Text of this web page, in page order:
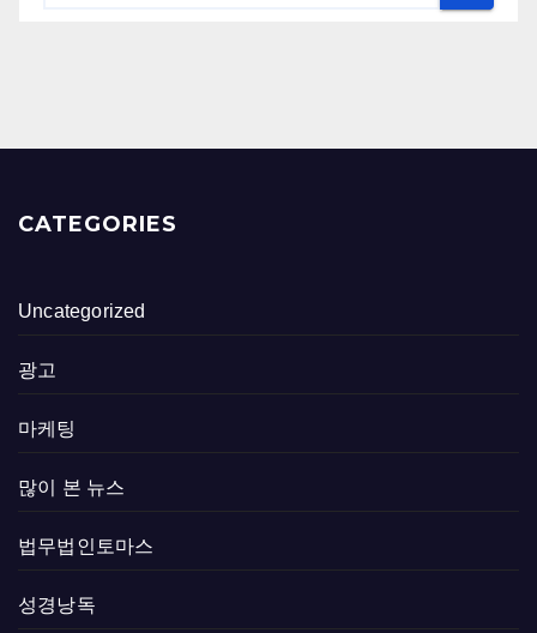
CATEGORIES
Uncategorized
광고
마케팅
많이 본 뉴스
법무법인토마스
성경낭독